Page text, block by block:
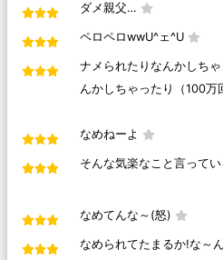
ダメ親父…
ペロペロwwU^ェ^U
ナメられたりなんかしち
んかしちゃったり（100万
なめねーよ
そんな気楽なこと言って
なめてんな～(怒)
なめられてたまるか!な～